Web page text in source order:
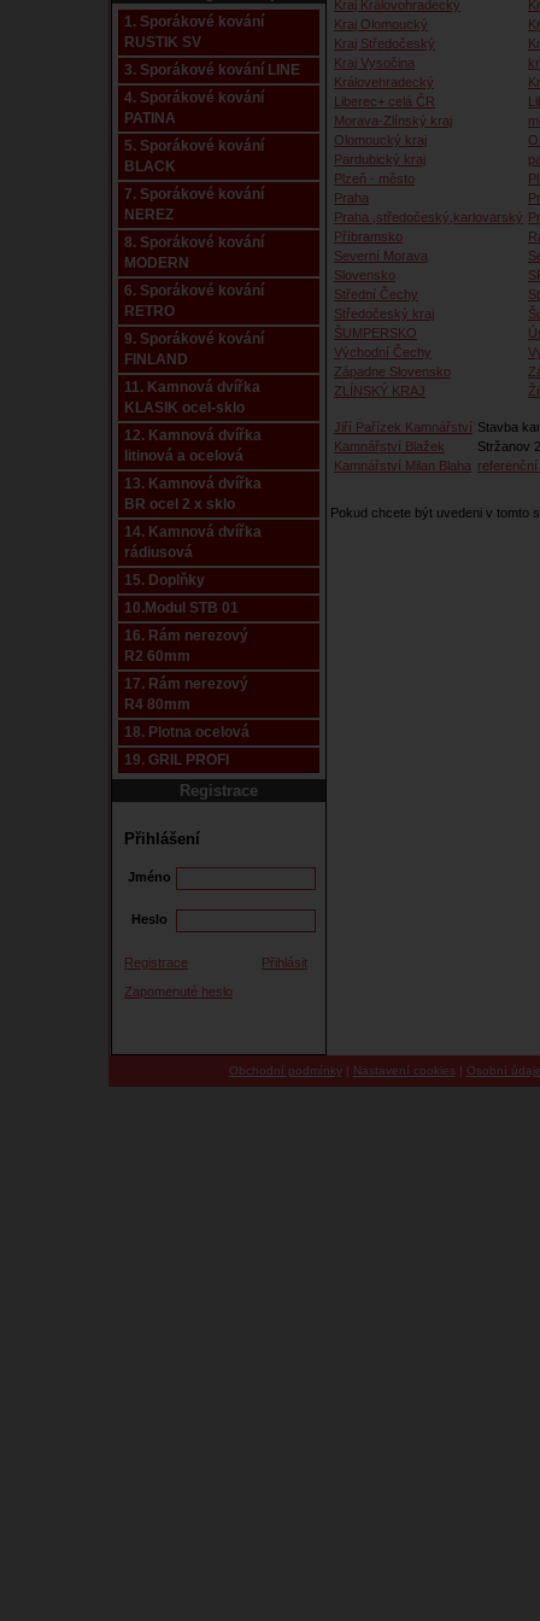
1. Sporákové kování
RUSTIK SV
3. Sporákové kování LINE
4. Sporákové kování
PATINA
5. Sporákové kování
BLACK
7. Sporákové kování
NEREZ
8. Sporákové kování
MODERN
6. Sporákové kování
RETRO
9. Sporákové kování
FINLAND
11. Kamnová dvířka
KLASIK ocel-sklo
12. Kamnová dvířka
litinová a ocelová
13. Kamnová dvířka
BR ocel 2 x sklo
14. Kamnová dvířka
rádiusová
15. Doplňky
10.Modul STB 01
16. Rám nerezový
R2 60mm
17. Rám nerezový
R4 80mm
18. Plotna ocelová
19. GRIL PROFI
Registrace
Přihlášení
Jméno
Heslo
Registrace
Přihlásit
Zapomenuté heslo
Kraj Královohradecký
Kraj Olomoucký
Kraj Středočeský
Kraj Vysočina
Královehradecký
Liberec+ celá ČR
Morava-Zlínský kraj
Olomoucký kraj
Pardubický kraj
Plzeň - město
Praha
Praha ,středočeský,karlovarský
Příbramsko
Severní Morava
Slovensko
Střední Čechy
Středočeský kraj
ŠUMPERSKO
Východní Čechy
Západne Slovensko
ZLÍNSKÝ KRAJ
Jiří Pařízek Kamnářství Stavba
Kamnářství Blažek
Stržanov
Kamnářství Milan Blaha
Pokud chcete být uvedeni v tomto
Obchodní podmínky| Nastavení cookies | Osobní